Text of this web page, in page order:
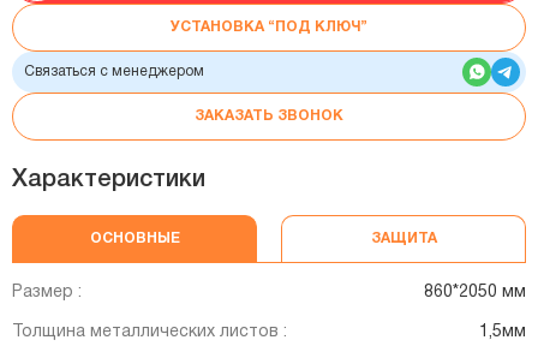
УСТАНОВКА “ПОД КЛЮЧ”
Связаться с менеджером
ЗАКАЗАТЬ ЗВОНОК
Характеристики
ОСНОВНЫЕ ЗАЩИТА
Размер : 860*2050 мм
Толщина металлических листов : 1,5мм